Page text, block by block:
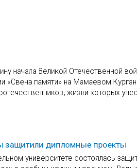
начала Великой Отечественной
«Свеча памяти» на Мамаевом
жизни которых
защитили дипломные проекты
университете состоялась